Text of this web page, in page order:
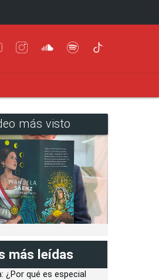
más visto
más leídas
¿Por qué es especial